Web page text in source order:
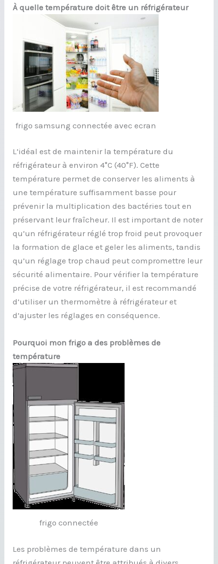
À quelle température doit être un réfrigérateur
frigo samsung connectée avec ecran
L’idéal est de maintenir la température du
réfrigérateur à environ 4°C (40°F). Cette
température permet de conserver les aliments à
une température suffisamment basse pour
prévenir la multiplication des bactéries tout en
préservant leur fraîcheur. Il est important de noter
qu’un réfrigérateur réglé trop froid peut provoquer
la formation de glace et geler les aliments, tandis
qu’un réglage trop chaud peut compromettre leur
sécurité alimentaire. Pour vérifier la température
précise de votre réfrigérateur, il est recommandé
d’utiliser un thermomètre à réfrigérateur et
d’ajuster les réglages en conséquence.
Pourquoi mon frigo a des problèmes de
température
frigo connectée
Les problèmes de température dans un